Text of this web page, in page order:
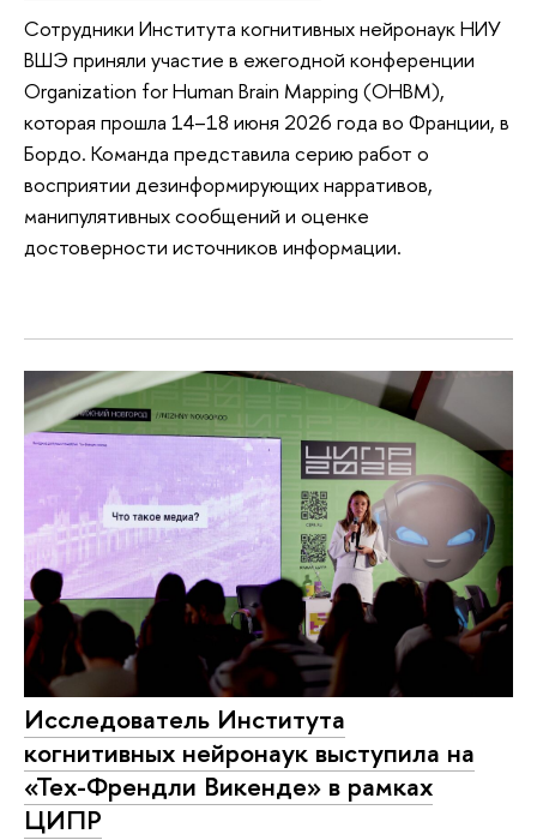
Сотрудники Института когнитивных нейронаук НИУ
ВШЭ приняли участие в ежегодной конференции
Organization for Human Brain Mapping (OHBM),
которая прошла 14–18 июня 2026 года во Франции, в
Бордо. Команда представила серию работ о
восприятии дезинформирующих нарративов,
манипулятивных сообщений и оценке
достоверности источников информации.
Исследователь Института
когнитивных нейронаук выступила на
«Тех-Френдли Викенде» в рамках
ЦИПР